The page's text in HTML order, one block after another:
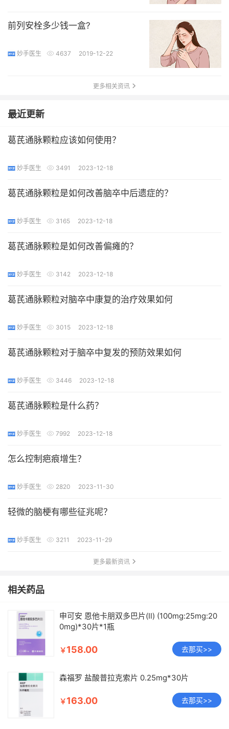
前列安栓多少钱一盒?
妙手医生 4637 2019-12-22
更多相关资讯
最近更新
葛芪通脉颗粒应该如何使用？
妙手医生 3491 2023-12-18
葛芪通脉颗粒是如何改善脑卒中后遗症的？
妙手医生 3165 2023-12-18
葛芪通脉颗粒是如何改善偏瘫的？
妙手医生 3142 2023-12-18
葛芪通脉颗粒对脑卒中康复的治疗效果如何
妙手医生 3015 2023-12-18
葛芪通脉颗粒对于脑卒中复发的预防效果如何
妙手医生 3446 2023-12-18
葛芪通脉颗粒是什么药？
妙手医生 7992 2023-12-18
怎么控制疤痕增生？
妙手医生 2820 2023-11-30
轻微的脑梗有哪些征兆呢？
妙手医生 3211 2023-11-29
更多最新资讯
相关药品
申可安 恩他卡朋双多巴片(Ⅱ) (100mg:25mg:20
0mg)*30片*1瓶
￥158.00 去那买>>
森福罗 盐酸普拉克索片 0.25mg*30片
￥163.00 去那买>>